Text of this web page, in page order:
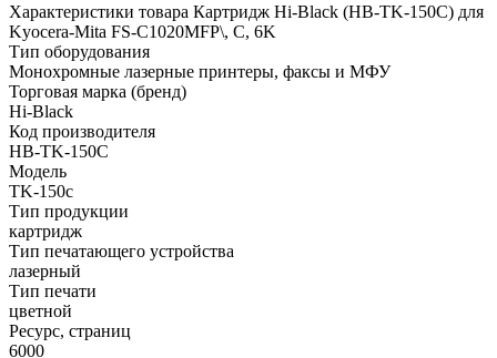
Характеристики товара Картридж Hi-Black (HB-TK-150C) для
Kyocera-Mita FS-C1020MFP\, C, 6K
Тип оборудования
Монохромные лазерные принтеры, факсы и МФУ
Торговая марка (бренд)
Hi-Black
Код производителя
HB-TK-150C
Модель
TK-150c
Тип продукции
картридж
Тип печатающего устройства
лазерный
Тип печати
цветной
Ресурс, страниц
6000